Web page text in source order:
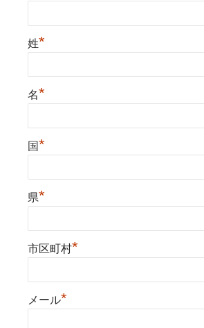
姓*
名*
国*
県*
市区町村*
メール*